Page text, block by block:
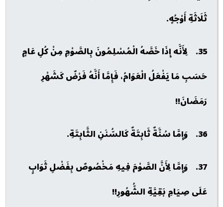
ثَلَاثَةِ أَوْجُهٍ.
35. لِأَنَّه إِذَا خَصَّهُ الْمُسْلِمُونَ بِالصَّوْمِ مِنْ كُلِ عَامٍ
حَسَبِ مَا يَفْعَلُ الْعَوَامُ، فَإِمَّا أَنَّهُ فَرْضٌ كَشَهْرِ
رَمَضَانَ!!
36. وَإِمَّا سُنَّةٌ ثَابِتَةٌ كَالسُّنَنِ الثَّابِتَةِ.
37. وَإِمَّا لِأَنَّ الصَّوْمَ فِيهِ مَخْصُوصٌ بِفَضْلِ ثَوَابٍ
عَلَى صِيَامِ بَقِيَّةِ الشُّهُورِ!!